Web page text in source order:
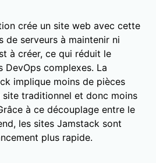
crée un site web avec cette
de serveurs à maintenir ni
à créer, ce qui réduit le
DevOps complexes. La
implique moins de pièces
site traditionnel et donc moins
à ce découplage entre le
les sites Jamstack sont
plus rapide.